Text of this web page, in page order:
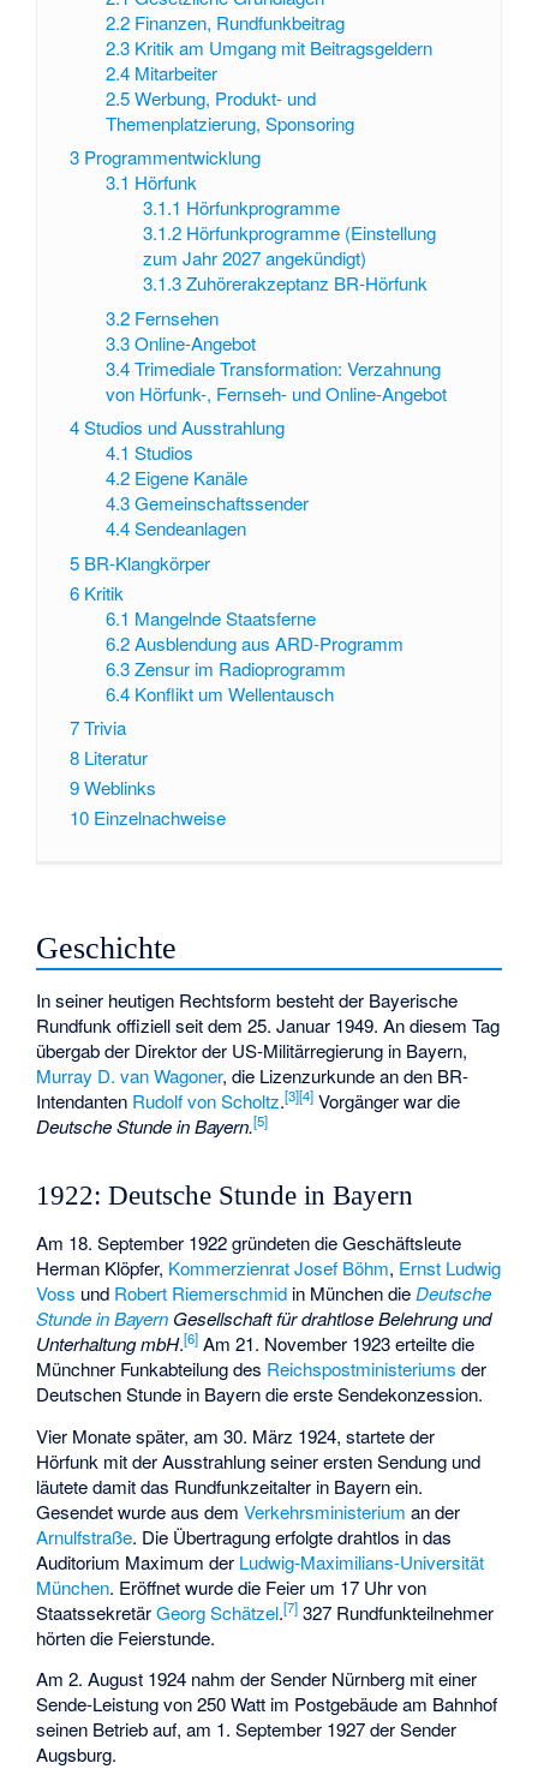
2.2 Finanzen, Rundfunkbeitrag
2.3 Kritik am Umgang mit Beitragsgeldern
2.4 Mitarbeiter
2.5 Werbung, Produkt- und
Themenplatzierung, Sponsoring
3 Programmentwicklung
3.1 Hörfunk
3.1.1 Hörfunkprogramme
3.1.2 Hörfunkprogramme (Einstellung
zum Jahr 2027 angekündigt)
3.1.3 Zuhörerakzeptanz BR-Hörfunk
3.2 Fernsehen
3.3 Online-Angebot
3.4 Trimediale Transformation: Verzahnung
von Hörfunk-, Fernseh- und Online-Angebot
4Studios und Ausstrahlung
4.1 Studios
4.2 Eigene Kanäle
4.3 Gemeinschaftssender
4.4 Sendeanlagen
5 BR-Klangkörper
6 Kritik
6.1 Mangelnde Staatsferne
6.2 Ausblendung aus ARD-Programm
6.3 Zensur im Radioprogramm
6.4 Konflikt um Wellentausch
7Trivia
8 Literatur
9Weblinks
10 Einzelnachweise
Geschichte
In seiner heutigen Rechtsform besteht der Bayerische
Rundfunk offiziell seit dem 25. Januar 1949. An diesem Tag
übergab der Direktor der US-Militärregierung in Bayern,
Murray D. van Wagoner, die Lizenzurkunde an den BR-
Intendanten Rudolf von Scholtz.[3][4] Vorgänger war die
Deutsche Stunde in Bayern.[5]
1922: Deutsche Stunde in Bayern
Am 18. September 1922 gründeten die Geschäftsleute
Herman Klöpfer, Kommerzienrat Josef Böhm, Ernst Ludwig
Voss und Robert Riemerschmid in München dieDeutsche
Stunde in Bayern Gesellschaft für drahtlose Belehrung und
Unterhaltung mbH.[6] Am 21. November 1923 erteilte die
Münchner Funkabteilung des Reichspostministeriums der
Deutschen Stunde in Bayern die erste Sendekonzession.
Vier Monate später, am 30. März 1924, startete der
Hörfunk mit der Ausstrahlung seiner ersten Sendung und
läutete damit das Rundfunkzeitalter in Bayern ein.
Gesendet wurde aus demVerkehrsministerium an der
Arnulfstraße. Die Übertragung erfolgte drahtlos in das
Auditorium Maximum der Ludwig-Maximilians-Universität
München. Eröffnet wurde die Feier um 17 Uhr von
StaatssekretärGeorg Schätzel.[7] 327 Rundfunkteilnehmer
hörten die Feierstunde.
Am 2. August 1924 nahm der Sender Nürnberg mit einer
Sende-Leistung von 250 Watt im Postgebäude am Bahnhof
seinen Betrieb auf, am 1. September 1927 der Sender
Augsburg.